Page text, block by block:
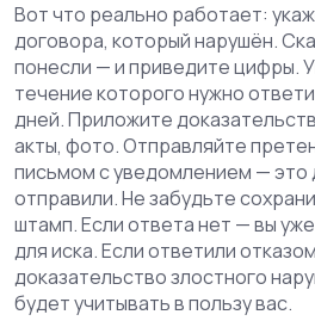
Вот что реально работает:
договора, который нарушён.
понесли — и приведите цифры.
течение которого нужно
дней. Приложите
акты, фото. Отправляйте
письмом с уведомлением — это
отправили. Не забудьте
штамп. Если ответа нет — вы
для иска. Если ответили
доказательство злостного
будет учитывать в пользу вас.